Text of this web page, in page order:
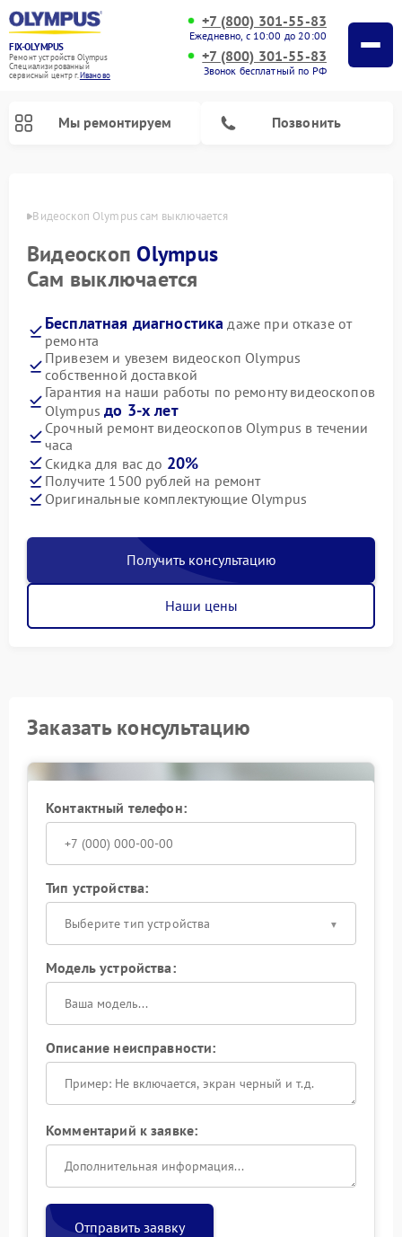
FIX-OLYMPUS
Ремонт устройств Olympus
Специализированный
cервисный центр г.Иваново
+7 (800) 301-55-83
Ежедневно, с 10:00 до 20:00
+7 (800) 301-55-83
Звонок бесплатный по РФ
Мы ремонтируем Позвонить
Видеоскоп Olympus сам выключается
Видеоскоп Olympus
Сам выключается
Бесплатная диагностика даже при отказе от
ремонта
Привезем и увезем видеоскоп Olympus
собственной доставкой
Гарантия на наши работы по ремонту видеоскопов
Olympusдо 3-х лет
Срочный ремонт видеоскопов Olympus в течении
часа
Скидка для вас до 20%
Получите 1500 рублей на ремонт
Оригинальные комплектующие Olympus
Получить консультацию
Наши цены
Заказать консультацию
Контактный телефон:
Тип устройства:
Выберите тип устройства
Модель устройства:
Описание неисправности:
Комментарий к заявке:
Отправить заявку